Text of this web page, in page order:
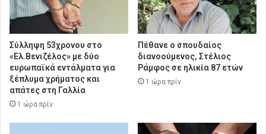
Σύλληψη 53χρονου στο
«Ελ.Βενιζέλος» με δύο
ευρωπαϊκά εντάλματα για
ξέπλυμα χρήματος και
απάτες στη Γαλλία
1 ώρα πρίν
Πέθανε ο σπουδαίος
διανοούμενος, Στέλιος
Ράμφος σε ηλικία 87 ετών
1 ώρα πρίν